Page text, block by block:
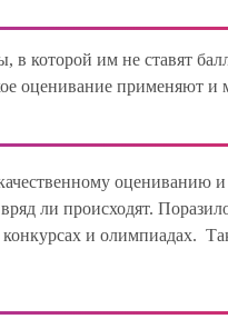
в которой им не ставят
оценивание применяют и
оцениванию
ли происходят.
и олимпиадах.